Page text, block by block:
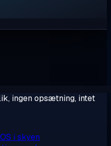
ingen opsætning, intet
i skyen